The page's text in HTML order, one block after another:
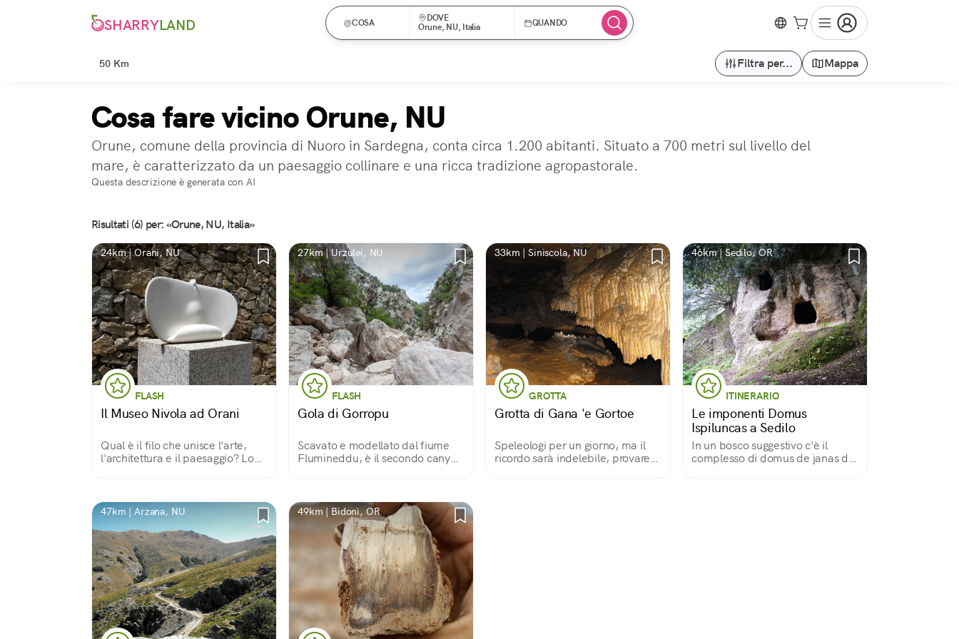
SHARRYLAND COSA
DOVE
Orune, NU, Italia
QUANDO
50 Km Filtra per... Mappa
Cosa fare vicino Orune, NU
Orune, comune della provincia di Nuoro in Sardegna, conta circa 1.200 abitanti. Situato a 700 metri sul livello del
mare, è caratterizzato da un paesaggio collinare e una ricca tradizione agropastorale.
Questa descrizione è generata con AI
Risultati (6) per: «Orune, NU, Italia»
24km | Orani, NU
FLASH
Il Museo Nivola ad Orani
Qual è il filo che unisce l'arte,
l'architettura e il paesaggio? Lo
1988).
27km | Urzulei, NU
FLASH
Gola di Gorropu
Scavato e modellato dal fiume
Flumineddu, è il secondo canyon
biodiversità. Solo qui fiorisce la
rara aquilegia nuragica.
33km | Siniscola, NU
GROTTA
Grotta di Gana 'e Gortoe
Speleologi per un giorno, ma il
ricordo sarà indelebile, provare
46km | Sedilo, OR
ITINERARIO
Le imponenti Domus
Ispiluncas a Sedilo
In un bosco suggestivo c'è il
complesso di domus de janas di
47km | Arzana, NU 49km | Bidonì, OR